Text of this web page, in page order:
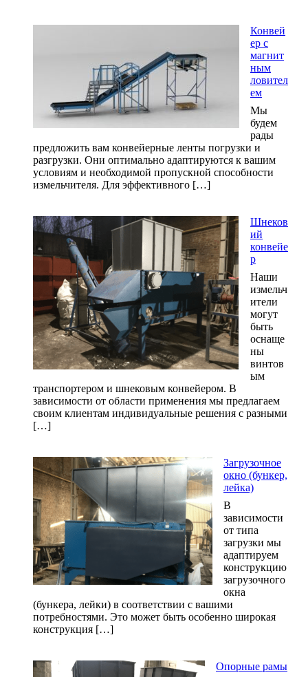
Конвей
ер с
магнит
ным
ловител
ем
Мы
будем
рады
предложить вам конвейерные ленты погрузки и
разгрузки. Они оптимально адаптируются к вашим
условиям и необходимой пропускной способности
измельчителя. Для эффективного […]
Шнеков
ий
конвейе
р
Наши
измельч
ители
могут
быть
оснаще
ны
винтов
ым
транспортером и шнековым конвейером. В
зависимости от области применения мы предлагаем
своим клиентам индивидуальные решения с разными
[…]
Загрузочное
окно (бункер,
лейка)
В
зависимости
от типа
загрузки мы
адаптируем
конструкцию
загрузочного
окна
(бункера, лейки) в соответствии с вашими
потребностями. Это может быть особенно широкая
конструкция […]
Опорные рамы